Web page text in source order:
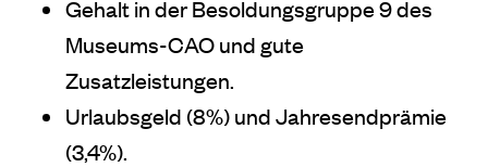
Gehalt in der Besoldungsgruppe 9 des
Museums-CAO und gute
Zusatzleistungen.
Urlaubsgeld (8%) und Jahresendprämie
(3,4%).